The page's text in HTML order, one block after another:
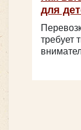
для
требует